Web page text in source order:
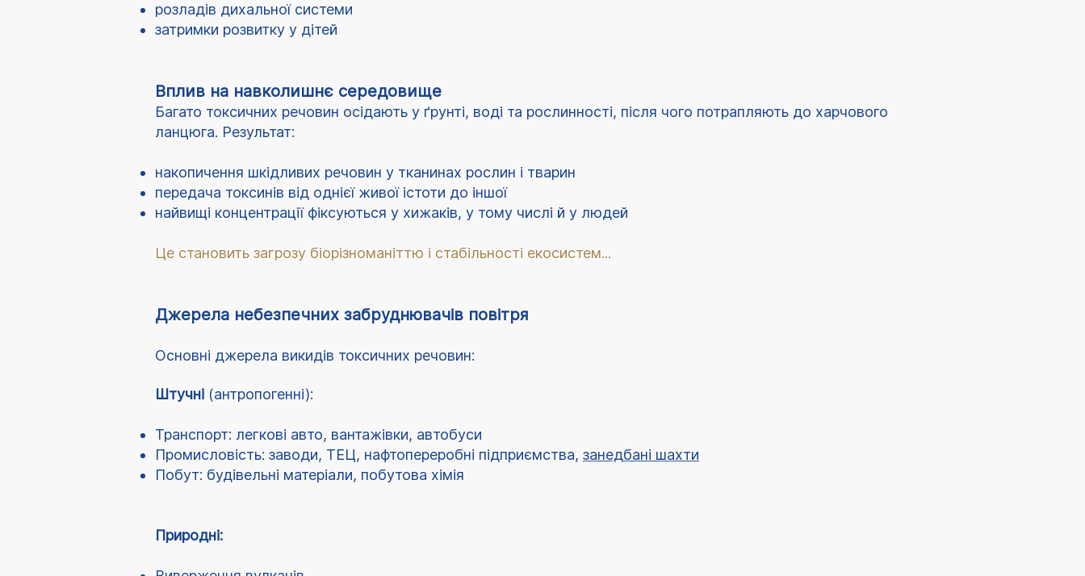
розладів дихальної системи
затримки розвитку у дітей
Вплив на навколишнє середовище
Багато токсичних речовин осідають у ґрунті, воді та рослинності, після чого потрапляють до харчового
ланцюга. Результат:
накопичення шкідливих речовин у тканинах рослин і тварин
передача токсинів від однієї живої істоти до іншої
найвищі концентрації фіксуються у хижаків, у тому числі й у людей
Це становить загрозу біорізноманіттю і стабільності екосистем...
Джерела небезпечних забруднювачів повітря
Основні джерела викидів токсичних речовин:
Штучні (антропогенні):
Транспорт: легкові авто, вантажівки, автобуси
Промисловість: заводи, ТЕЦ, нафтопереробні підприємства, занедбані шахти
Побут: будівельні матеріали, побутова хімія
Природні: